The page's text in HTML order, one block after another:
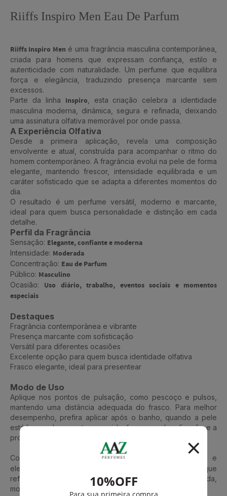
Riiffs Inspiro Men Eau De Parfum
Riiffs Inspiro Men é uma fragrância masculina contemporânea,
criada para homens que expressam confiança, estilo e
autenticidade com naturalidade. Um perfume que equilibra
força e elegância, traduzindo presença marcante sem
excessos.
Parte da linha Inspiro, esta criação celebra a identidade
masculina moderna, dinâmica, segura e refinada, deixando
uma assinatura olfativa memorável por onde passa.
A Experiência Olfativa
Desde a primeira aplicação, revela uma composição
envolvente e atual, construída para acompanhar o ritmo do
homem contemporâneo. A fragrância evolui na pele de forma
elegante, mantendo frescor, intensidade equilibrada e um
caráter sofisticado que se adapta a diferentes momentos do
dia.
O resultado é um perfume versátil, moderno e marcante,
ideal para quem busca personalidade e distinção em cada
detalhe.
Perfil da Fragrância
Sensação: Elegante, confiante e moderna
Intensidade: Moderada
Concentração: Eau de Parfum
Público: Masculino
Ocasião: Uso diário, trabalho, eventos sociais e momentos
especiais
Destaques
Fragrância contemporânea e vibrante
Presença marcante com sofisticação
Versátil para diferentes ocasiões
Excelente opção para quem busca identidade olfativa
Frasco elegante, ideal para presentear
Modo de Uso
Aplique nos pontos de pulsação, como pescoço e pulsos,
mantendo uma distância adequada do frasco. Para melhor
desempenho, prefira aplicar após o banho, quando a pele
está limpa e levemente aquecida, favorecendo a fixação e a
projeção da fragrância.
Com
, a sensação é de segurança e
elegância prolongadas ao longo do dia. Um perfume que
reforça a autoconfiança e deixa uma impressão refinada,
moderna e inesquecível.